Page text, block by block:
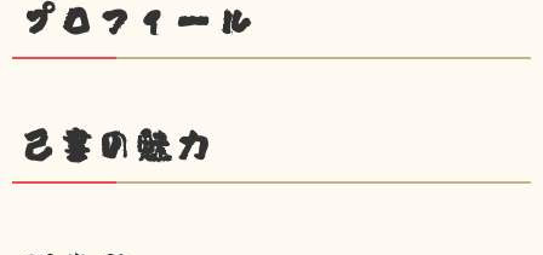
プロフィール
己書の魅力